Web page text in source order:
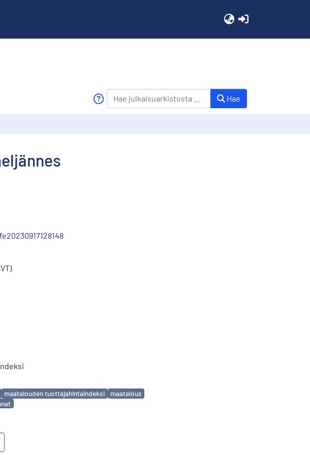
Hae
maatalouden tuottajahintaindeksi
maatalous